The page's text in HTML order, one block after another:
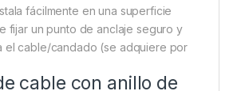
fácilmente en una superficie
fijar un punto de anclaje seguro y
el cable/candado (se adquiere por
cable con anillo de